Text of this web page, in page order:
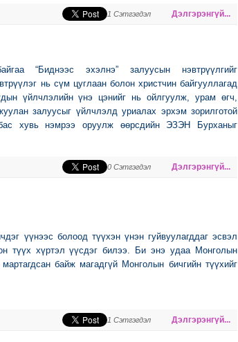
Дэлгэрэнгүй...
1 Сэтгэгдэл
“Биднээс эхэлнэ” залуусын нэвтрүүлгийг
нь сүм цуглаан болон христчин байгууллагад
үйлчлэлийн үнэ цэнийг нь ойлгуулж, урам өгч,
залуусыг үйлчлэлд уриалах эрхэм зорилготой
хувь нэмрээ оруулж өөрсдийн ЭЗЭН Бурханыг
Дэлгэрэнгүй...
0 Сэтгэгдэл
үүнээс болоод түүхэн үнэн гуйвуулагддаг эсвэл
түүх хүртэл үүсдэг билээ. Би энэ удаа Монголын
байж магадгүй Монголын бичгийн түүхийг
Дэлгэрэнгүй...
1 Сэтгэгдэл